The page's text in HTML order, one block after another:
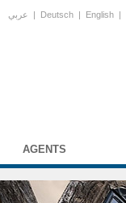
عربي | Deutsch | English |
AGENTS